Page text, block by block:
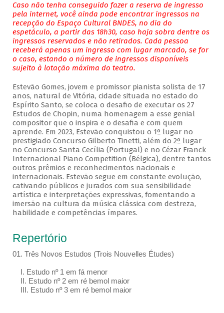
Caso não tenha conseguido fazer a reserva de ingresso
pela internet, você ainda pode encontrar ingressos na
recepção do Espaço Cultural BNDES, no dia do
espetáculo, a partir das 18h30, caso haja sobra dentre os
ingressos reservados e não retirados. Cada pessoa
receberá apenas um ingresso com lugar marcado, se for
o caso, estando o número de ingressos disponíveis
sujeito à lotação máxima do teatro.
Estevão Gomes, jovem e promissor pianista solista de 17
anos, natural de Vitória, cidade situada no estado do
Espírito Santo, se coloca o desafio de executar os 27
Estudos de Chopin, numa homenagem a esse genial
compositor que o inspira e o desafia e com quem
aprende. Em 2023, Estevão conquistou o 1º lugar no
prestigiado Concurso Gilberto Tinetti, além do 2º lugar
no Concurso Santa Cecília (Portugal) e no Cézar Franck
Internacional Piano Competition (Bélgica), dentre tantos
outros prêmios e reconhecimentos nacionais e
internacionais. Estevão segue em constante evolução,
cativando públicos e jurados com sua sensibilidade
artística e interpretações expressivas, fomentando a
imersão na cultura da música clássica com destreza,
habilidade e competências ímpares.
Repertório
01. Três Novos Estudos (Trois Nouvelles Études)
I. Estudo nº 1 em fá menor
II. Estudo nº 2 em ré bemol maior
III. Estudo nº 3 em ré bemol maior